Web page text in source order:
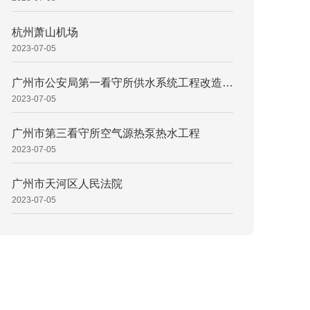
杭州萧山机场
2023-07-05
广州市公安局第一看守所供水系统工程改造项目
2023-07-05
广州市第三看守所空气源热泵热水工程
2023-07-05
广州市天河区人民法院
2023-07-05